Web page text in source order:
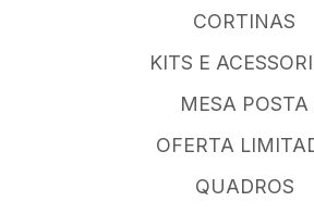
CORTINAS
KITS E
MESA POSTA
OFERTA
QUADROS